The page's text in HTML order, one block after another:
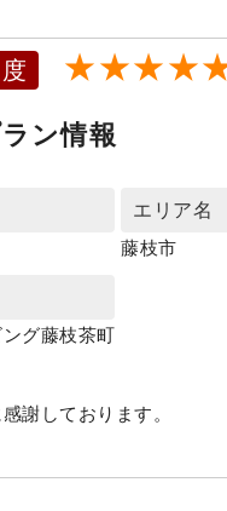
★★★★★
ン情報
エリア名
藤枝市
グ藤枝茶町
謝しております。